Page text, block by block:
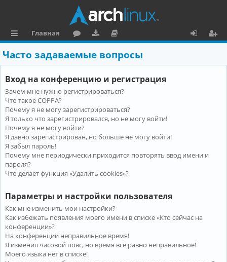
ы
л
к
и
Главная
ру
м
ру
зк
и
ку
м
е
н
та
ц
и
я
о
и
Часто задаваемые вопросы
Вход на конференцию и регистрация
Зачем мне нужно регистрироваться?
Что такое COPPA?
Почему я не могу зарегистрироваться?
Я только что зарегистрировался, но не могу войти!
Почему я не могу войти?
Я давно зарегистрирован, но больше не могу войти!
Я забыл пароль!
Почему мне периодически приходится повторять ввод имени и
пароля?
Что делает функция «Удалить cookies»?
Параметры и настройки пользователя
Как мне изменить мои настройки?
Как избежать появления моего имени в списке «Кто сейчас на
конференции»?
На конференции неправильное время!
Я изменил часовой пояс, но время всё равно неправильное!
Моего языка нет в списке!